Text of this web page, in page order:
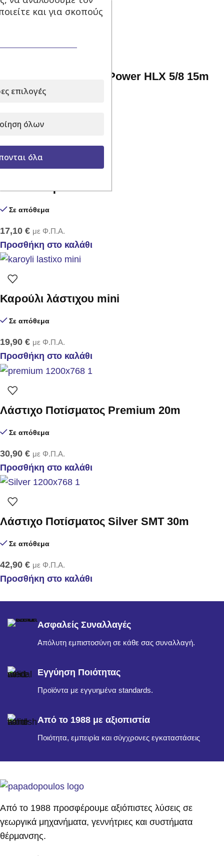
12,00€ με Φ.Π.Α.
Λάστιχο Ποτίσματος Power HLX 5/8 15m
Σε απόθεμα
15,90 €
Πιστόλι νερού 5 Jet
Σε απόθεμα
17,10 € με Φ.Π.Α.
Προσθήκη στο καλάθι
Καρούλι λάστιχου mini
Σε απόθεμα
19,90 € με Φ.Π.Α.
Προσθήκη στο καλάθι
Λάστιχο Ποτίσματος Premium 20m
Σε απόθεμα
30,90 € με Φ.Π.Α.
Προσθήκη στο καλάθι
Λάστιχο Ποτίσματος Silver SMT 30m
Σε απόθεμα
42,90 € με Φ.Π.Α.
Προσθήκη στο καλάθι
Ασφαλείς Συναλλαγές
Απόλυτη εμπιστοσύνη σε κάθε σας συναλλαγή.
Εγγύηση Ποιότητας
Προϊόντα με εγγυημένα standards.
Από το 1988 με αξιοπιστία
Ποιότητα, εμπειρία και σύγχρονες εγκαταστάσεις
Από το 1988 προσφέρουμε αξιόπιστες λύσεις σε
γεωργικά μηχανήματα, γεννήτριες και συστήματα
θέρμανσης.
και για σκοπούς
επιλογές
όλων
όλα